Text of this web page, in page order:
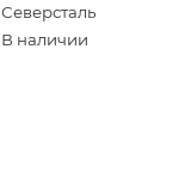
Северсталь
В наличии